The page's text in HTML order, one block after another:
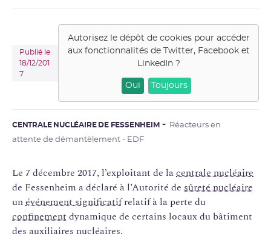
Publié le
18/12/201
7
Autorisez le dépôt de cookies pour accéder
aux fonctionnalités de Twitter, Facebook et
LinkedIn?
Oui Toujours
CENTRALE NUCLÉAIRE DE FESSENHEIM
Réacteurs en
attente de démantèlement - EDF
Le 7 décembre 2017, l’exploitant de lacentrale nucléaire
de Fessenheim a déclaré à l’Autorité de sûreté nucléaire
unévénement significatifrelatif à la perte du
confinement dynamique de certains locaux du bâtiment
des auxiliaires nucléaires.